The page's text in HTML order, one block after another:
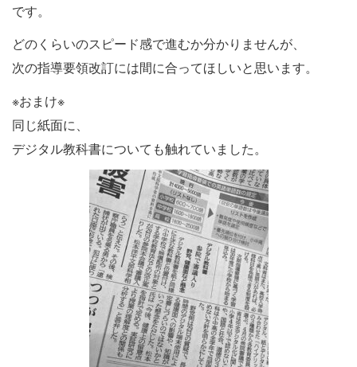
です。
どのくらいのスピード感で進むか分かりませんが、
次の指導要領改訂には間に合ってほしいと思います。
※おまけ※
同じ紙面に、
デジタル教科書についても触れていました。